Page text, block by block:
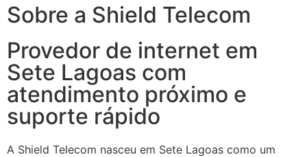
Sobre a Shield Telecom
Provedor de internet em
Sete Lagoas com
atendimento próximo e
suporte rápido
A Shield Telecom nasceu em Sete Lagoas como um